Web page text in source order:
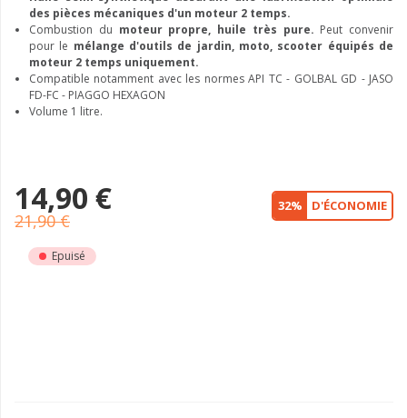
des pièces mécaniques d'un moteur 2 temps.
Combustion du moteur propre, huile très pure. Peut convenir
pour le mélange d'outils de jardin, moto, scooter équipés de
moteur 2 temps uniquement.
Compatible notamment avec les normes API TC - GOLBAL GD - JASO
FD-FC - PIAGGO HEXAGON
Volume 1 litre.
14,90 €
21,90 €
32% D'ÉCONOMIE
Epuisé